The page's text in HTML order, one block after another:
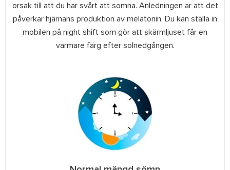
orsak till att du har svårt att somna. Anledningen är att det
påverkar hjärnans produktion av melatonin. Du kan ställa in
mobilen på night shift som gör att skärmljuset får en
varmare färg efter solnedgången.